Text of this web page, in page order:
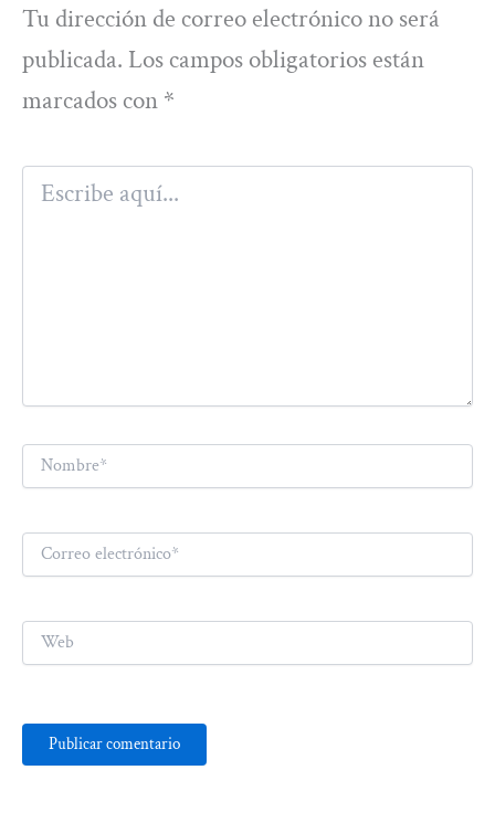
Tu dirección de correo electrónico no será
publicada. Los campos obligatorios están
marcados con *
Escribe
aquí...
Nombre*
Correo
electrónico*
Web